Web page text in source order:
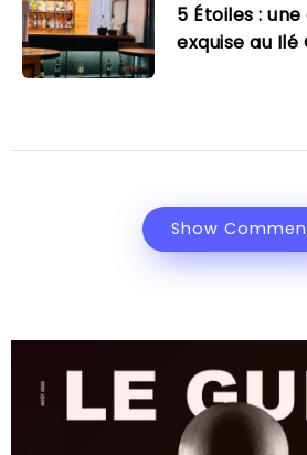
5 Étoiles :
exquise au Ilé
Show